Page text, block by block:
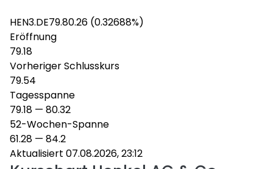
HEN3.DE79.80.26 (0.32688%)
Eröffnung
79.18
Vorheriger Schlusskurs
79.54
Tagesspanne
79.18 — 80.32
52-Wochen-Spanne
61.28 — 84.2
Aktualisiert 07.08.2026, 23:12